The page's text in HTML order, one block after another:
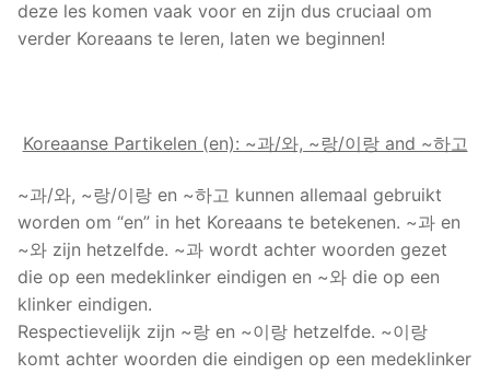
deze les komen vaak voor en zijn dus cruciaal om
verder Koreaans te leren, laten we beginnen!
Koreaanse Partikelen (en): ~과/와, ~랑/이랑 and ~하고
~과/와, ~랑/이랑 en ~하고 kunnen allemaal gebruikt
worden om “en” in het Koreaans te betekenen. ~과 en
~와 zijn hetzelfde. ~과 wordt achter woorden gezet
die op een medeklinker eindigen en ~와 die op een
klinker eindigen.
Respectievelijk zijn ~랑 en ~이랑 hetzelfde. ~이랑
komt achter woorden die eindigen op een medeklinker